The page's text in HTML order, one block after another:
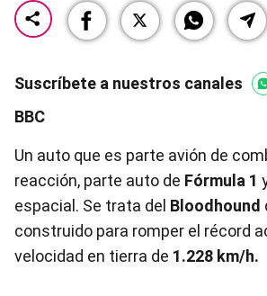
Suscríbete a nuestros canales
BBC
Un auto que es parte avión de
reacción, parte auto de Fórmula 1
espacial. Se trata del Bloodhound
construido para romper el récord
velocidad en tierra de 1.228 km/h.